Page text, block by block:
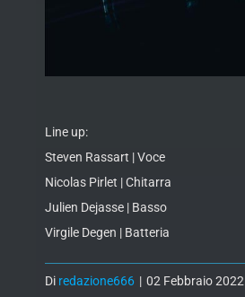
Line up:
Steven Rassart | Voce
Nicolas Pirlet | Chitarra
Julien Dejasse | Basso
Virgile Degen | Batteria
Di redazione666 | 02 Febbraio 2022